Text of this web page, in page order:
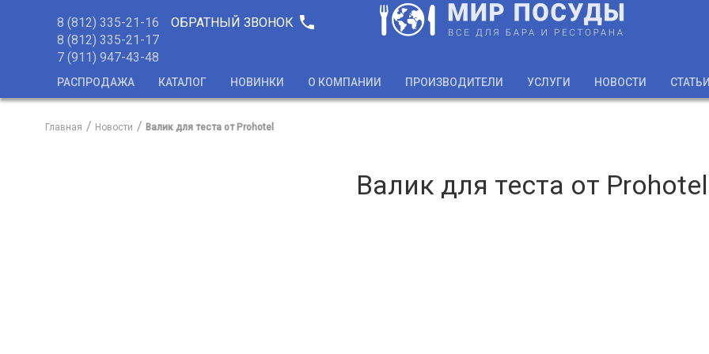
8 (812) 335-21-16
8 (812) 335-21-17
7 (911) 947-43-48
ОБРАТНЫЙ ЗВОНОК phone
РАСПРОДАЖА КАТАЛОГ НОВИНКИ О КОМПАНИИ ПРОИЗВОДИТЕЛИ УСЛУГИ НОВОСТИ СТАТЬИ
Главная Новости Валик для теста от Prohotel
Валик для теста от Prohotel